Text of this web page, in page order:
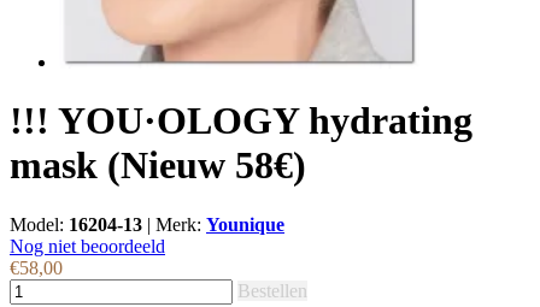
!!! YOU·OLOGY hydrating
mask (Nieuw 58€)
Model: 16204-13 | Merk: Younique
Nog niet beoordeeld
€58,00
Bestellen